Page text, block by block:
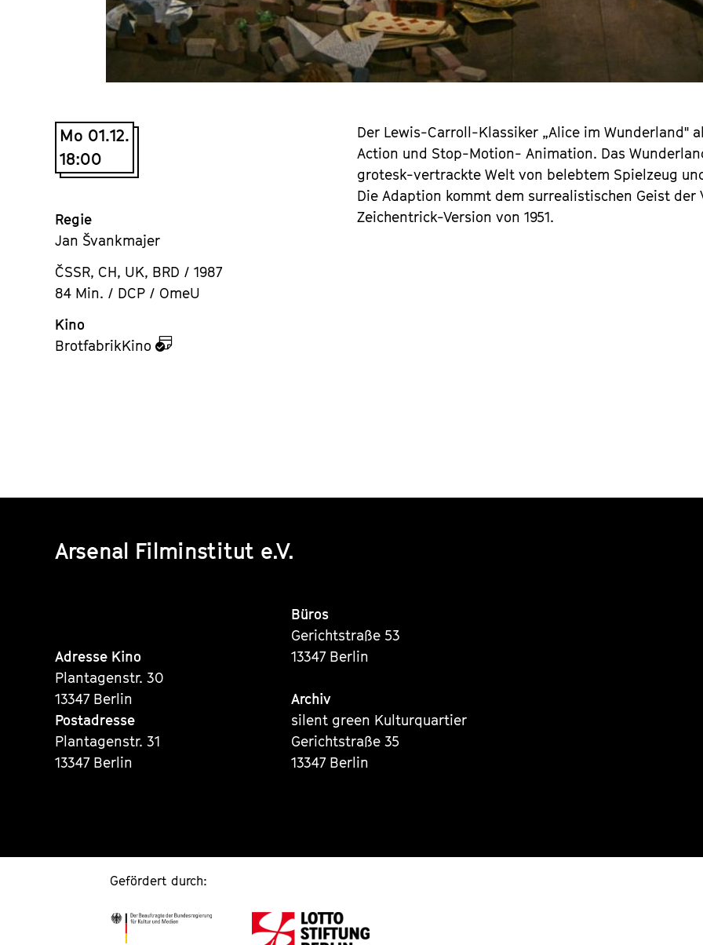
Mo 01.12.
18:00
Regie
Jan Švankmajer
ČSSR, CH, UK, BRD / 1987
84 Min. / DCP / OmeU
Kino
BrotfabrikKino
Der Lewis-Carroll-Klassiker „Alice im Wunderland"
Action und Stop-Motion- Animation. Das
grotesk-vertrackte Welt von belebtem Spielzeug
Die Adaption kommt dem surrealistischen Geist der
Zeichentrick-Version von 1951.
Arsenal Filminstitut e.V.
Adresse Kino
Plantagenstr. 30
13347 Berlin
Postadresse
Plantagenstr. 31
13347 Berlin
Büros
Gerichtstraße 53
13347 Berlin
Archiv
silent green Kulturquartier
Gerichtstraße 35
13347 Berlin
Gefördert durch: